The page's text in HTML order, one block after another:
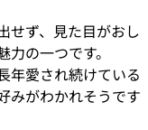
せず、見た目がおし
の一つです。
年愛され続けている
みがわかれそうです